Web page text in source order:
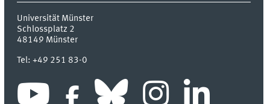
Universität Münster
Schlossplatz 2
48149 Münster
Tel:+49 251 83-0